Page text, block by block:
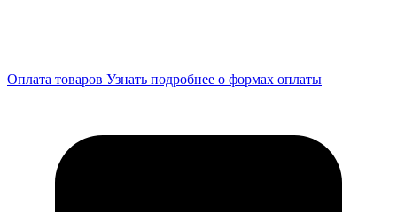
Оплата товаров Узнать подробнее о формах оплаты